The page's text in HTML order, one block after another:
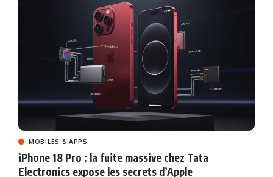
MOBILES & APPS
iPhone 18 Pro : la fuite massive chez Tata
Electronics expose les secrets d’Apple